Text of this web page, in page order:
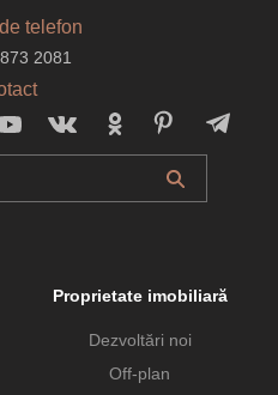
telefon
2081
Proprietate imobiliară
Dezvoltări noi
Off-plan